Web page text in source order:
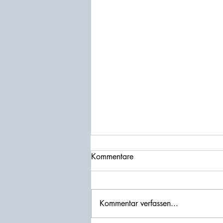
Kommentare
Kommentar verfassen...